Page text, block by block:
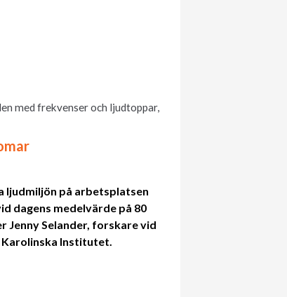
med frekvenser och ljudtoppar,
ljudmiljön på arbetsplatsen
dagens medelvärde på 80
Jenny Selander, forskare vid
Institutet.